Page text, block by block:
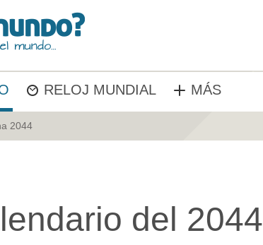
RELOJ MUNDIAL MÁS
2044
del 2044